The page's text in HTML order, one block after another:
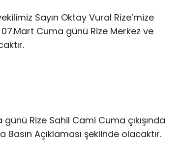
Sayın Oktay Vural Rize’mize
Cuma günü Rize Merkez ve
Rize Sahil Cami Cuma çıkışında
Açıklaması şeklinde olacaktır.